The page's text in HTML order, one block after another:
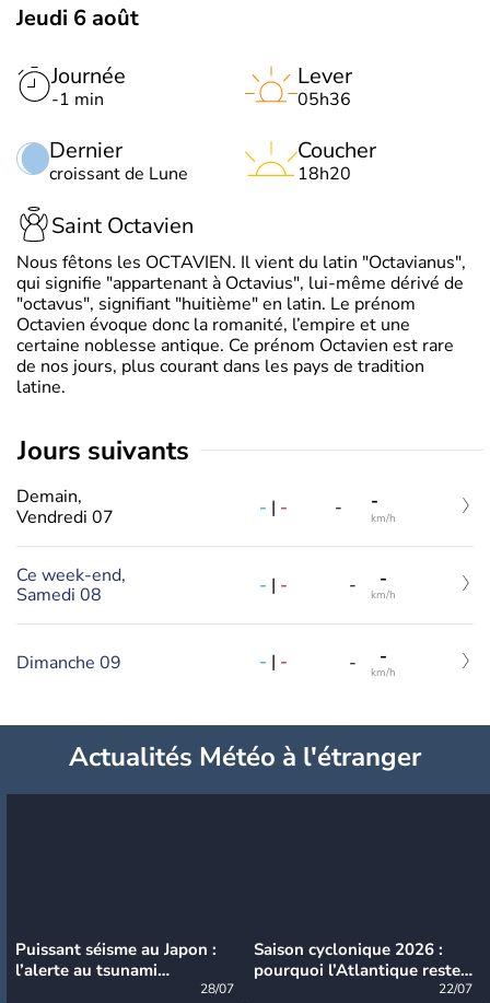
Jeudi 6 août
Journée
-1 min
Dernier
croissant de Lune
Lever
05h36
Coucher
18h20
Saint Octavien
Nous fêtons les OCTAVIEN. Il vient du latin "Octavianus",
qui signifie "appartenant à Octavius", lui-même dérivé de
"octavus", signifiant "huitième" en latin. Le prénom
Octavien évoque donc la romanité, l’empire et une
certaine noblesse antique. Ce prénom Octavien est rare
de nos jours, plus courant dans les pays de tradition
latine.
jours suivants
Demain,
Vendredi 07
- | - - -
km/h
Ce week-end,
Samedi 08
- | - - -
km/h
Dimanche 09 - | - - -
km/h
Actualités Météo à l'étranger
Puissant séisme au Japon :
l’alerte au tsunami
28/07
Saison cyclonique 2026 :
pourquoi l’Atlantique reste
22/07